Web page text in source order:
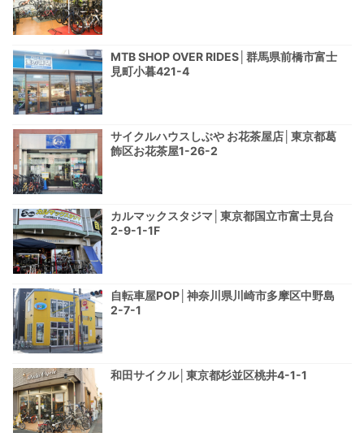
MTB SHOP OVER RIDES│群馬県前橋市富士
見町小暮421-4
サイクルハウスしぶや お花茶屋店│東京都葛
飾区お花茶屋1-26-2
カルマックスタジマ│東京都国立市富士見台
2-9-1-1F
自転車屋POP│神奈川県川崎市多摩区中野島
2-7-1
和田サイクル│東京都杉並区桃井4-1-1